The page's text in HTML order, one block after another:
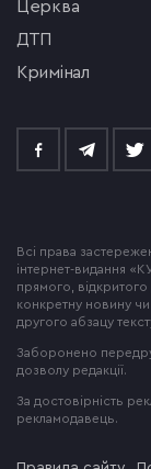
церква
ДТП
кримінал
Всі права
інтернет-видання
прямого,
конкретну новину
другого абзацу
Заборонено
дозволу редакції.
За достовірність
рекламодавець.